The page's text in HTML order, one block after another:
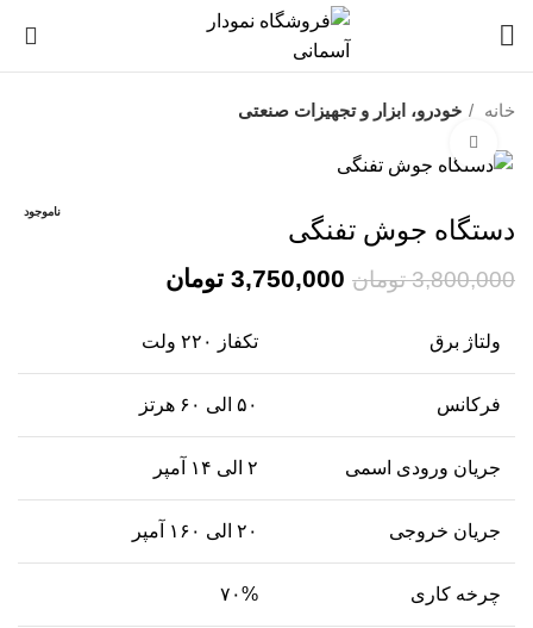
خانه خودرو، ابزار و تجهیزات صنعتی
ناموجود
دستگاه جوش تفنگی
3,800,000 تومان 3,750,000 تومان
ولتاژ برق تکفاز ۲۲۰ ولت
فرکانس ۵۰ الی ۶۰ هرتز
جریان ورودی اسمی ۲ الی ۱۴ آمپر
جریان خروجی ۲۰ الی ۱۶۰ آمپر
چرخه کاری ۷۰%